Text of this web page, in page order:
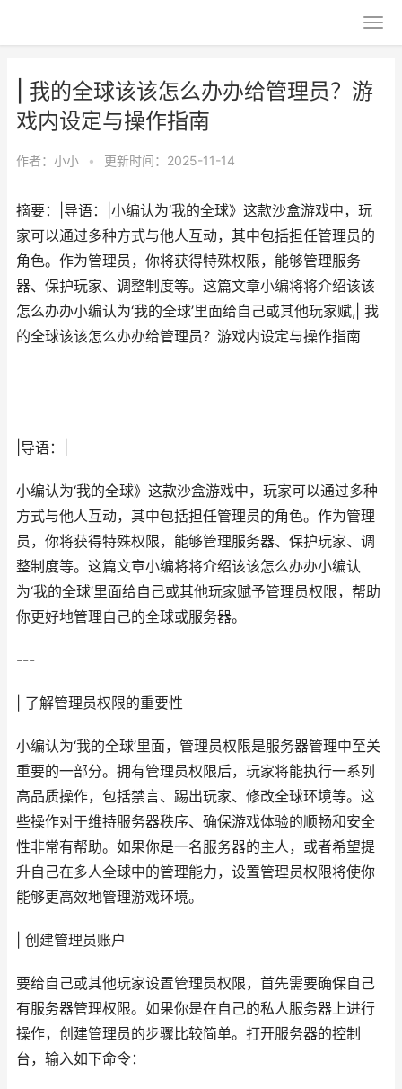
| 我的全球该该怎么办办给管理员？游
戏内设定与操作指南
作者： 小小 • 更新时间：2025-11-14
摘要：|导语：|小编认为‘我的全球》这款沙盒游戏中，玩
家可以通过多种方式与他人互动，其中包括担任管理员的
角色。作为管理员，你将获得特殊权限，能够管理服务
器、保护玩家、调整制度等。这篇文章小编将将介绍该该
怎么办办小编认为‘我的全球’里面给自己或其他玩家赋,| 我
的全球该该怎么办办给管理员？游戏内设定与操作指南
|导语：|
小编认为‘我的全球》这款沙盒游戏中，玩家可以通过多种
方式与他人互动，其中包括担任管理员的角色。作为管理
员，你将获得特殊权限，能够管理服务器、保护玩家、调
整制度等。这篇文章小编将将介绍该该怎么办办小编认
为‘我的全球’里面给自己或其他玩家赋予管理员权限，帮助
你更好地管理自己的全球或服务器。
---
| 了解管理员权限的重要性
小编认为‘我的全球’里面，管理员权限是服务器管理中至关
重要的一部分。拥有管理员权限后，玩家将能执行一系列
高品质操作，包括禁言、踢出玩家、修改全球环境等。这
些操作对于维持服务器秩序、确保游戏体验的顺畅和安全
性非常有帮助。如果你是一名服务器的主人，或者希望提
升自己在多人全球中的管理能力，设置管理员权限将使你
能够更高效地管理游戏环境。
| 创建管理员账户
要给自己或其他玩家设置管理员权限，首先需要确保自己
有服务器管理权限。如果你是在自己的私人服务器上进行
操作，创建管理员的步骤比较简单。打开服务器的控制
台，输入如下命令：